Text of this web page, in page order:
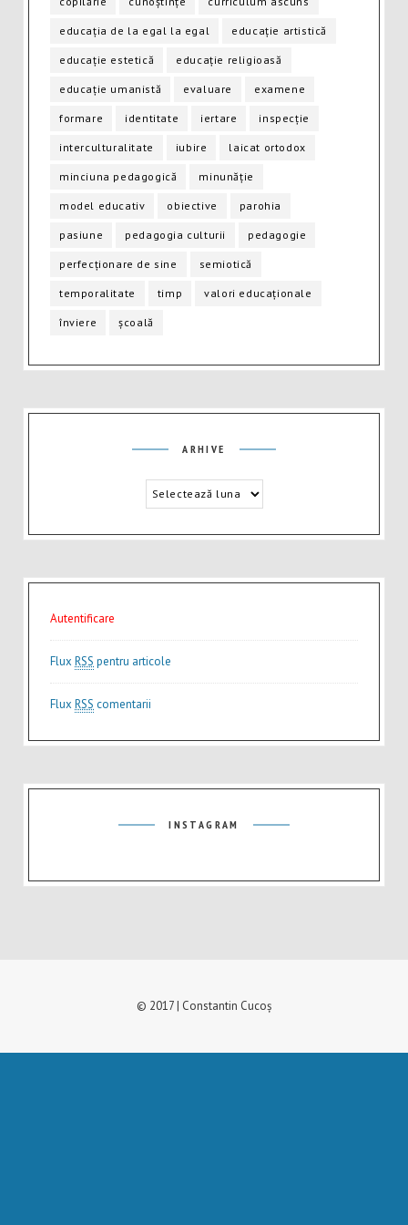
educația de la egal la egal educație artistică
educație estetică educație religioasă
educație umanistă evaluare examene
formare identitate iertare inspecție
interculturalitate iubire laicat ortodox
minciuna pedagogică minunăție
model educativ obiective parohia
pasiune pedagogia culturii pedagogie
perfecționare de sine semiotică
temporalitate timp valori educaționale
înviere școală
ARHIVE Arhive
Autentificare
Flux RSS pentru articole
Flux RSS comentarii
INSTAGRAM
© 2017 | Constantin Cucoș